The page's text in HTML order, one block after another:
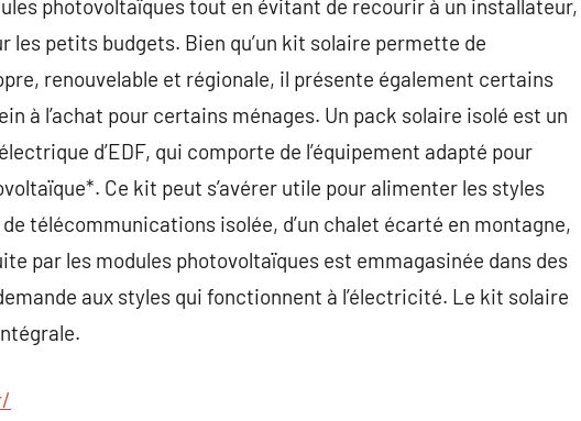
photovoltaïques tout en évitant de recourir à un installateur,
petits budgets. Bien qu’un kit solaire permette de
renouvelable et régionale, il présente également certains
à l’achat pour certains ménages. Un pack solaire isolé est un
d’EDF, qui comporte de l’équipement adapté pour
Ce kit peut s’avérer utile pour alimenter les styles
télécommunications isolée, d’un chalet écarté en montagne,
par les modules photovoltaïques est emmagasinée dans des
aux styles qui fonctionnent à l’électricité. Le kit solaire